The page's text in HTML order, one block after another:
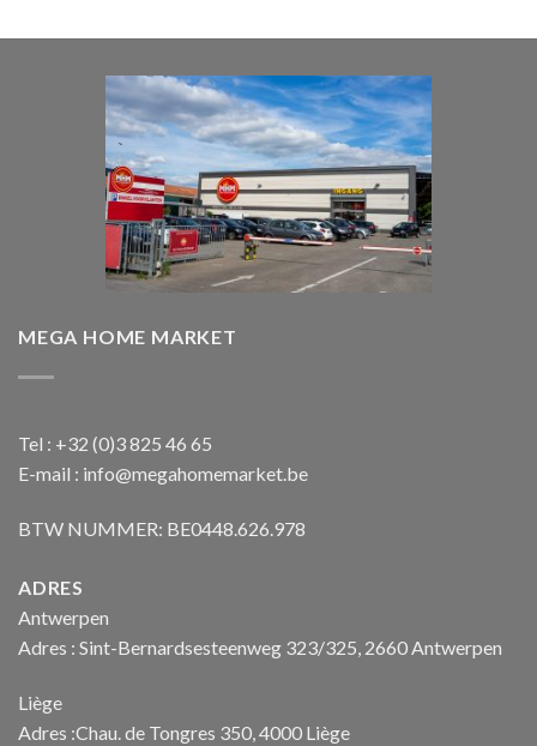
€ 1.850,00.€ 1.650,00.
MEGA HOME MARKET
Tel : +32 (0)3 825 46 65
E-mail : info@megahomemarket.be
BTW NUMMER: BE0448.626.978
ADRES
Antwerpen
Adres : Sint-Bernardsesteenweg 323/325, 2660 Antwerpen
Liège
Adres :Chau. de Tongres 350, 4000 Liège